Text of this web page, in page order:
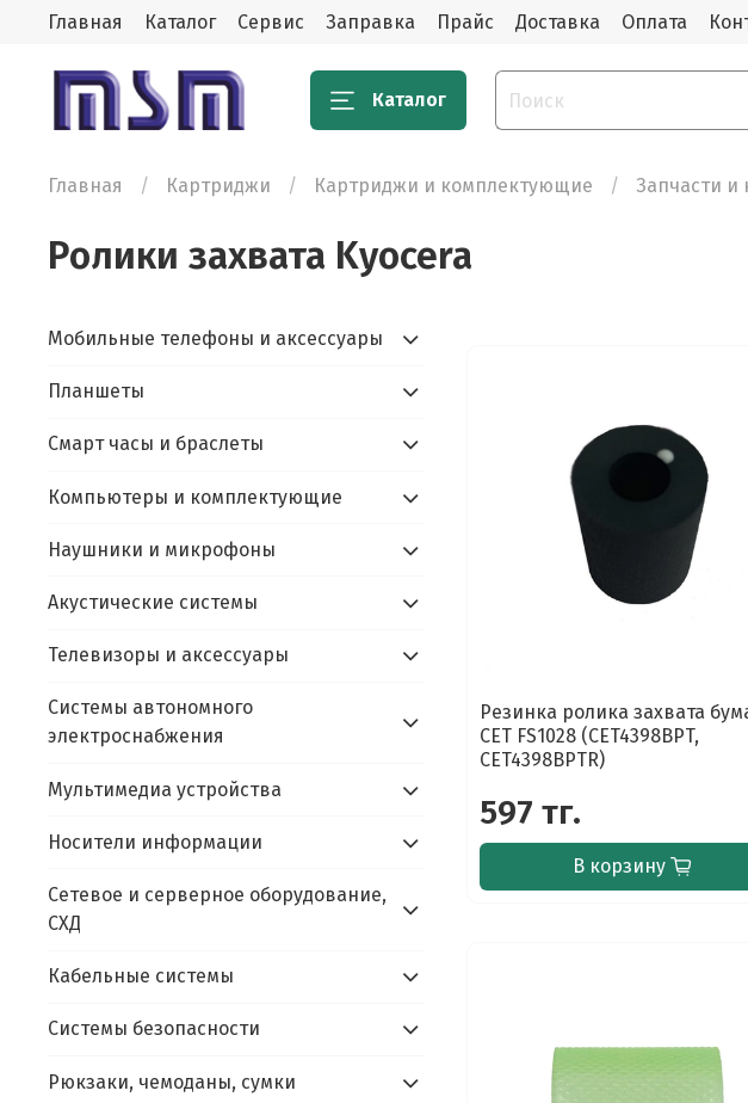
Главная Каталог Сервис Заправка Прайс Доставка Оплата
Каталог
Главная Картриджи Картриджи и комплектующие Запчасти
Ролики захвата Kyocera
Резинка ролика захвата
CET FS1028 (CET4398BPT,
CET4398BPTR)
597 тг.
В корзину
Мобильные телефоны и аксессуары
Планшеты
Смарт часы и браслеты
Компьютеры и комплектующие
Наушники и микрофоны
Акустические системы
Телевизоры и аксессуары
Системы автономного
электроснабжения
Мультимедиа устройства
Носители информации
Сетевое и серверное оборудование,
СХД
Кабельные системы
Системы безопасности
Рюкзаки, чемоданы, сумки